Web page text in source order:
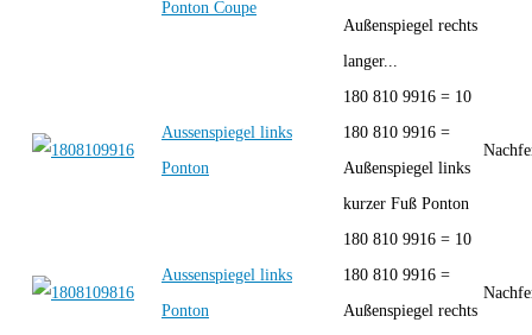
Ponton Coupe
Außenspiegel rechts
langer...
Aussenspiegel links
Ponton
180 810 9916 = 10
180 810 9916 =
Außenspiegel links
kurzer Fuß Ponton
Aussenspiegel links
Ponton
180 810 9916 = 10
180 810 9916 =
Außenspiegel rechts